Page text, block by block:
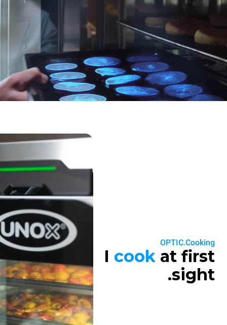
OPTIC.Cooking
I cook at first
sight.